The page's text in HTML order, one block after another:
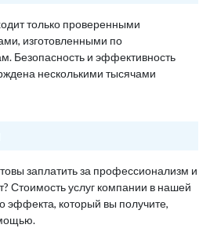
только проверенными
изготовленными по
Безопасность и эффективность
несколькими тысячами
заплатить за профессионализм и
Стоимость услуг компании в нашей
эффекта, который вы получите,